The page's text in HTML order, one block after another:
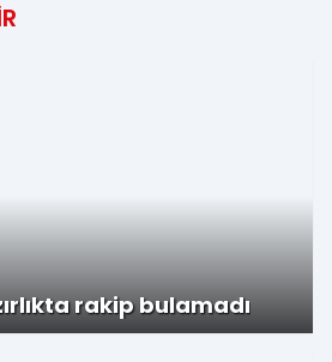
rakip bulamadı